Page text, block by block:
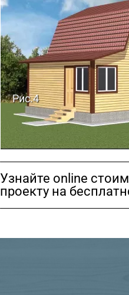
Рис.4
Узнайте online
проекту на